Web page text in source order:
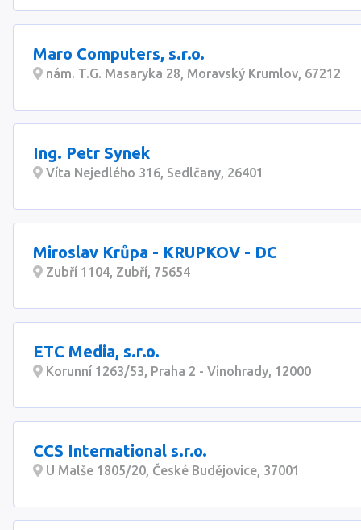
Maro Computers, s.r.o.
nám. T.G. Masaryka 28, Moravský Krumlov, 67212
Ing. Petr Synek
Víta Nejedlého 316, Sedlčany, 26401
Miroslav Krůpa - KRUPKOV - DC
Zubří 1104, Zubří, 75654
ETC Media, s.r.o.
Korunní 1263/53, Praha 2 - Vinohrady, 12000
CCS International s.r.o.
U Malše 1805/20, České Budějovice, 37001